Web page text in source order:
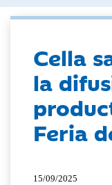
Cella
la
Feria
15/09/2025